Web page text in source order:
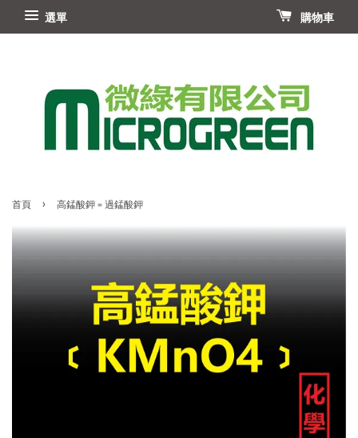
選單 購物車
首頁 › 高錳酸鉀 = 過錳酸鉀